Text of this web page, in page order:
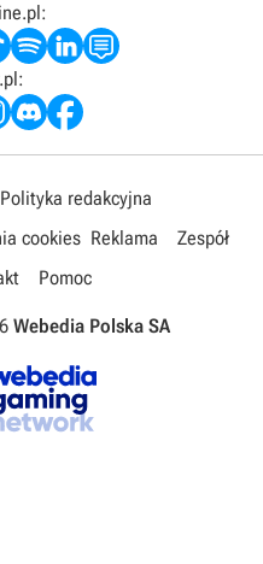
Polityka redakcyjna
cookies Reklama
Zespół
Pomoc
Webedia Polska SA